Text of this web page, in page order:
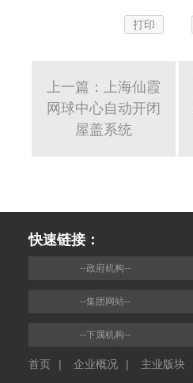
打印
上一篇：上海仙霞
网球中心自动开闭
屋盖系统
快速链接：
--政府机构--
--集团网站--
--下属机构--
首页 | 企业概况 | 主业版块